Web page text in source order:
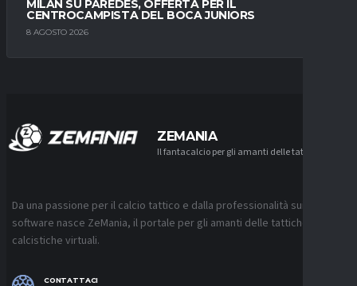
MILAN SU PAREDES, OFFERTA PER IL
CENTROCAMPISTA DEL BOCA JUNIORS
8 AGOSTO 2026
ZEMANIA
Il fantacalcio per gli amanti delle tattiche
Da una passione per il calcio tattico e dalla professionalità sui
software nasce ZeMania, il portale per gli amanti delle tattiche
calcistiche virtuali.
CONTATTACI